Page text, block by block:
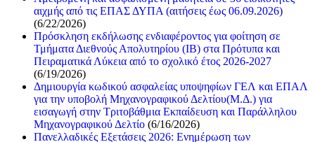
αιχμής από τις ΕΠΑΣ ΔΥΠΑ (αιτήσεις έως 06.09.2026)
(6/22/2026)
Πρόσκληση εκδήλωσης ενδιαφέροντος για φοίτηση σε
Τμήματα Διεθνούς Απολυτηρίου (IB) στα Πρότυπα και
Πειραματικά Λύκεια από το σχολικό έτος 2026-2027
(6/19/2026)
Δημιουργία κωδικού ασφαλείας υποψηφίων ΓΕΛ και ΕΠΑΛ
για την υποβολή Μηχανογραφικού Δελτίου(Μ.Δ.) για
εισαγωγή στην Τριτοβάθμια Εκπαίδευση και Παράλληλου
Μηχανογραφικού Δελτίο (6/16/2026)
Πανελλαδικές Εξετάσεις 2026: Ενημέρωση των